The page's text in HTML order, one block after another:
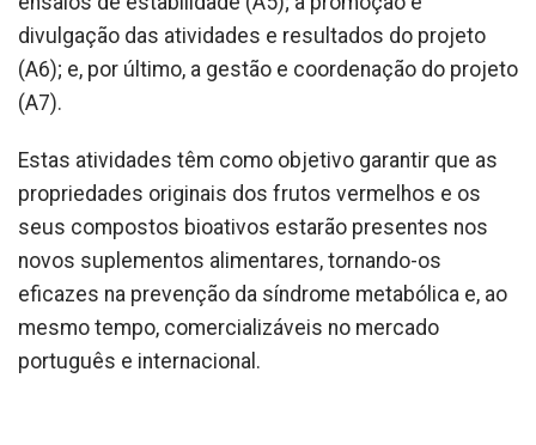
divulgação das atividades e resultados do projeto
(A6); e, por último, a gestão e coordenação do projeto
(A7).
Estas atividades têm como objetivo garantir que as
propriedades originais dos frutos vermelhos e os
seus compostos bioativos estarão presentes nos
novos suplementos alimentares, tornando-os
eficazes na prevenção da síndrome metabólica e, ao
mesmo tempo, comercializáveis no mercado
português e internacional.